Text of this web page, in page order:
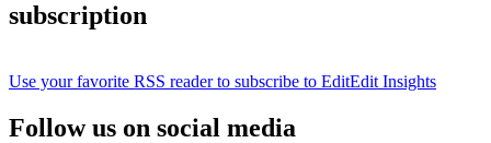
subscription
Use your favorite RSS reader to subscribe to EditEdit Insights
Follow us on social media